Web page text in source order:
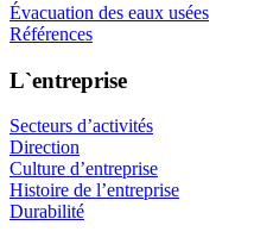
Évacuation des eaux usées
Références
L`entreprise
Secteurs d’activités
Direction
Culture d’entreprise
Histoire de l’entreprise
Durabilité